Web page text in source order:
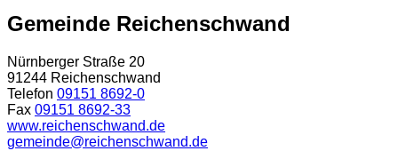
Gemeinde Reichenschwand
Nürnberger Straße 20
91244 Reichenschwand
Telefon 09151 8692-0
Fax 09151 8692-33
www.reichenschwand.de
gemeinde@reichenschwand.de